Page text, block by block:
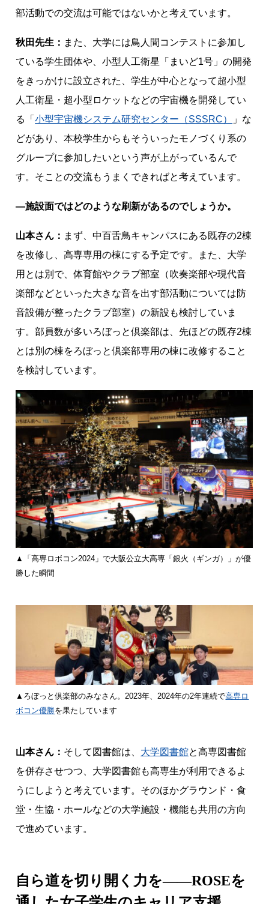
部活動での交流は可能ではないかと考えています。
秋田先生： また、大学には鳥人間コンテストに参加し
ている学生団体や、小型人工衛星「まいど1号」の開発
をきっかけに設立された、学生が中心となって超小型
人工衛星・超小型ロケットなどの宇宙機を開発してい
る「小型宇宙機システム研究センター（SSSRC）
」な
どがあり、本校学生からもそういったモノづくり系の
グループに参加したいという声が上がっているんで
す。そことの交流もうまくできればと考えています。
―施設面ではどのような刷新があるのでしょうか。
山本さん： まず、中百舌鳥キャンパスにある既存の2棟
を改修し、高専専用の棟にする予定です。また、大学
用とは別で、体育館やクラブ部室（吹奏楽部や現代音
楽部などといった大きな音を出す部活動については防
音設備が整ったクラブ部室）の新設も検討していま
す。部員数が多いろぼっと倶楽部は、先ほどの既存2棟
とは別の棟をろぼっと倶楽部専用の棟に改修すること
を検討しています。
▲「高専ロボコン2024」で大阪公立大高専「銀火（ギンガ）」が優
勝した瞬間
▲ろぼっと倶楽部のみなさん。2023年、2024年の2年連続で高専ロ
ボコン優勝を果たしています
山本さん： そして図書館は、 大学図書館と高専図書館
を併存させつつ、大学図書館も高専生が利用できるよ
うにしようと考えています。そのほかグラウンド・食
堂・生協・ホールなどの大学施設・機能も共用の方向
で進めています。
自ら道を切り開く力を——ROSEを